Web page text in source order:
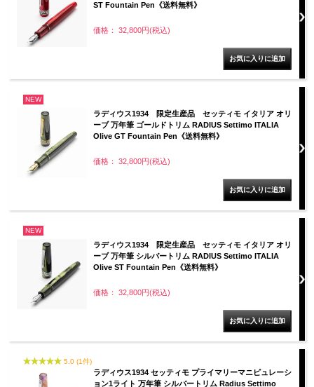
ST Fountain Pen《送料無料》
価格： 32,800円(税込)
NEW
ラディウス1934 限定生産品 セッティモ イタリア オリ
ーブ 万年筆 ゴールドトリム RADIUS Settimo ITALIA
Olive GT Fountain Pen《送料無料》
価格： 32,800円(税込)
NEW
ラディウス1934 限定生産品 セッティモ イタリア オリ
ーブ 万年筆 シルバートリム RADIUS Settimo ITALIA
Olive ST Fountain Pen《送料無料》
価格： 32,800円(税込)
5.0 (1件)
ラディウス1934 セッティモ プライマリーマニピュレーシ
ョン1ライト 万年筆 シルバートリム Radius Settimo